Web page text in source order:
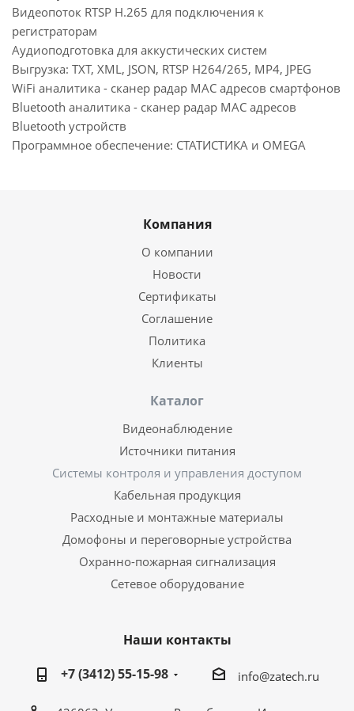
Видеопоток RTSP H.265 для подключения к
регистраторам
Аудиоподготовка для аккустических систем
Выгрузка: TXT, XML, JSON, RTSP H264/265, MP4, JPEG
WiFi аналитика - сканер радар MAC адресов смартфонов
Bluetooth аналитика - сканер радар MAC адресов
Bluetooth устройств
Программное обеспечение: СТАТИСТИКА и OMEGA
Компания
О компании
Новости
Сертификаты
Соглашение
Политика
Клиенты
Каталог
Видеонаблюдение
Источники питания
Системы контроля и управления доступом
Кабельная продукция
Расходные и монтажные материалы
Домофоны и переговорные устройства
Охранно-пожарная сигнализация
Сетевое оборудование
Наши контакты
+7 (3412) 55-15-98
info@zatech.ru